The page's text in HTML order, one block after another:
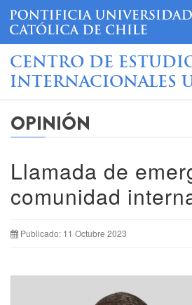
CENTRO DE
INTERNACIONALES
OPINIÓN
Llamada de
comunidad
Publicado: 11 Octubre 2023